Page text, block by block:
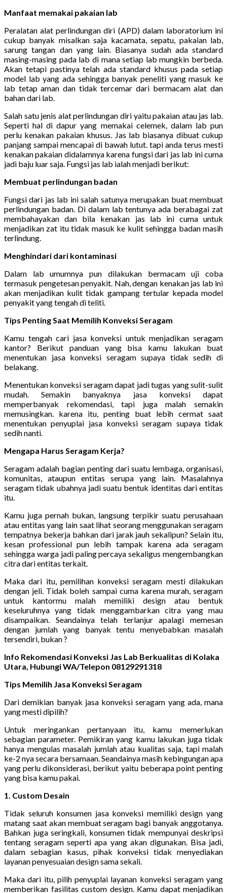
Manfaat memakai pakaian lab
Peralatan alat perlindungan diri (APD) dalam laboratorium ini
cukup banyak misalkan saja kacamata, sepatu, pakaian lab,
sarung tangan dan yang lain. Biasanya sudah ada standard
masing-masing pada lab di mana setiap lab mungkin berbeda.
Akan tetapi pastinya telah ada standard khusus pada setiap
model lab yang ada sehingga banyak peneliti yang masuk ke
lab tetap aman dan tidak tercemar dari bermacam alat dan
bahan dari lab.
Salah satu jenis alat perlindungan diri yaitu pakaian atau jas lab.
Seperti hal di dapur yang memakai celemek, dalam lab pun
perlu kenakan pakaian khusus. Jas lab biasanya dibuat cukup
panjang sampai mencapai di bawah lutut. tapi anda terus mesti
kenakan pakaian didalamnya karena fungsi dari jas lab ini cuma
jadi baju luar saja. Fungsi jas lab ialah menjadi berikut:
Membuat perlindungan badan
Fungsi dari jas lab ini salah satunya merupakan buat membuat
perlindungan badan. Di dalam lab tentunya ada berabagai zat
membahayakan dan bila kenakan jas lab ini cuma untuk
menjadikan zat itu tidak masuk ke kulit sehingga badan masih
terlindung.
Menghindari dari kontaminasi
Dalam lab umumnya pun dilakukan bermacam uji coba
termasuk pengetesan penyakit. Nah, dengan kenakan jas lab ini
akan menjadikan kulit tidak gampang tertular kepada model
penyakit yang tengah di teliti.
Tips Penting Saat Memilih Konveksi Seragam
Kamu tengah cari jasa konveksi untuk menjadikan seragam
kantor? Berikut panduan yang bisa kamu lakukan buat
menentukan jasa konveksi seragam supaya tidak sedih di
belakang.
Menentukan konveksi seragam dapat jadi tugas yang sulit-sulit
mudah. Semakin banyaknya jasa konveksi dapat
memperbanyak rekomendasi, tapi juga malah semakin
memusingkan. karena itu, penting buat lebih cermat saat
menentukan penyuplai jasa konveksi seragam supaya tidak
sedih nanti.
Mengapa Harus Seragam Kerja?
Seragam adalah bagian penting dari suatu lembaga, organisasi,
komunitas, ataupun entitas serupa yang lain. Masalahnya
seragam tidak ubahnya jadi suatu bentuk identitas dari entitas
itu.
Kamu juga pernah bukan, langsung terpikir suatu perusahaan
atau entitas yang lain saat lihat seorang menggunakan seragam
tempatnya bekerja bahkan dari jarak jauh sekalipun? Selain itu,
kesan professional pun lebih tampak karena ada seragam
sehingga warga jadi paling percaya sekaligus mengembangkan
citra dari entitas terkait.
Maka dari itu, pemilihan konveksi seragam mesti dilakukan
dengan jeli. Tidak boleh sampai cuma karena murah, seragam
untuk kantormu malah memiliki design atau bentuk
keseluruhnya yang tidak menggambarkan citra yang mau
disampaikan. Seandainya telah terlanjur apalagi memesan
dengan jumlah yang banyak tentu menyebabkan masalah
tersendiri, bukan ?
Info Rekomendasi Konveksi Jas Lab Berkualitas di Kolaka
Utara, Hubungi WA/Telepon 08129291318
Tips Memilih Jasa Konveksi Seragam
Dari demikian banyak jasa konveksi seragam yang ada, mana
yang mesti dipilih?
Untuk meringankan pertanyaan itu, kamu memerlukan
sebagian parameter. Pemikiran yang kamu lakukan juga tidak
hanya mengulas masalah jumlah atau kualitas saja, tapi malah
ke-2 nya secara bersamaan. Seandainya masih kebingungan apa
yang perlu dikonsiderasi, berikut yaitu beberapa point penting
yang bisa kamu pakai.
1. Custom Desain
Tidak seluruh konsumen jasa konveksi memiliki design yang
matang saat akan membuat seragam bagi banyak anggotanya.
Bahkan juga seringkali, konsumen tidak mempunyai deskripsi
tentang seragam seperti apa yang akan digunakan. Bisa jadi,
dalam sebagian kasus, pihak konveksi tidak menyediakan
layanan penyesuaian design sama sekali.
Maka dari itu, pilih penyuplai layanan konveksi seragam yang
memberikan fasilitas custom design. Kamu dapat menjadikan